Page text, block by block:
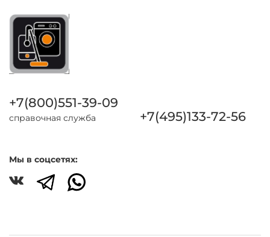
+7(800)551-39-09
справочная служба +7(495)133-72-56
Мы в соцсетях: